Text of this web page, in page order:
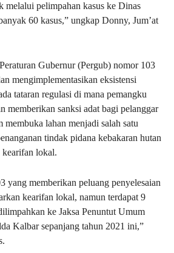
melalui pelimpahan kasus ke Dinas
60 kasus,” ungkap Donny, Jum’at
Gubernur (Pergub) nomor 103
mengimplementasikan eksistensi
tataran regulasi di mana pemangku
memberikan sanksi adat bagi pelanggar
membuka lahan menjadi salah satu
tindak pidana kebakaran hutan
kearifan lokal.
yang memberikan peluang penyelesaian
kearifan lokal, namun terdapat 9
ke Jaksa Penuntut Umum
Kalbar sepanjang tahun 2021 ini,”